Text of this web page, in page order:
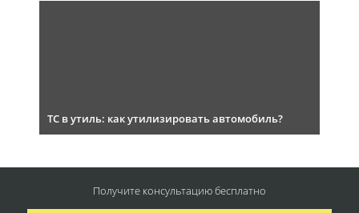
ТС в утиль: как утилизировать автомобиль?
Получите консультациюбесплатно